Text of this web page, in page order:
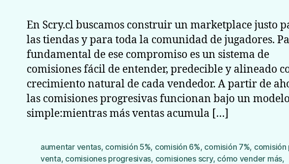
En Scry.cl buscamos construir un marketplace justo
las tiendas y para toda la comunidad de jugadores.
fundamental de ese compromiso es un sistema de
comisiones fácil de entender, predecible y alineado
crecimiento natural de cada vendedor. A partir de
las comisiones progresivas funcionan bajo un modelo
simple:mientras más ventas acumula […]
aumentar ventas, comisión 5%, comisión 6%, comisión 7%, comisión
venta, comisiones progresivas, comisiones scry, cómo vender más,